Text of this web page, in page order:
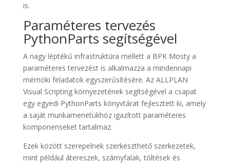
is.
Paraméteres tervezés
PythonParts segítségével
A nagy léptékű infrastruktúra mellett a BPK Mosty a
paraméteres tervezést is alkalmazza a mindennapi
mérnöki feladatok egyszerűsítésére. Az ALLPLAN
Visual Scripting környezetének segítségével a csapat
egy egyedi PythonParts könyvtárat fejlesztett ki, amely
a saját munkamenetükhöz igazított paraméteres
komponenseket tartalmaz.
Ezek között szerepelnek szerkeszthető szerkezetek,
mint például átereszek, szárnyfalak, töltések és